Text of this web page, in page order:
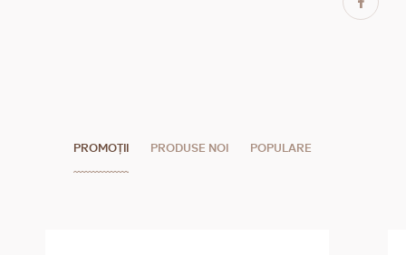
PROMOȚII PRODUSE NOI POPULARE